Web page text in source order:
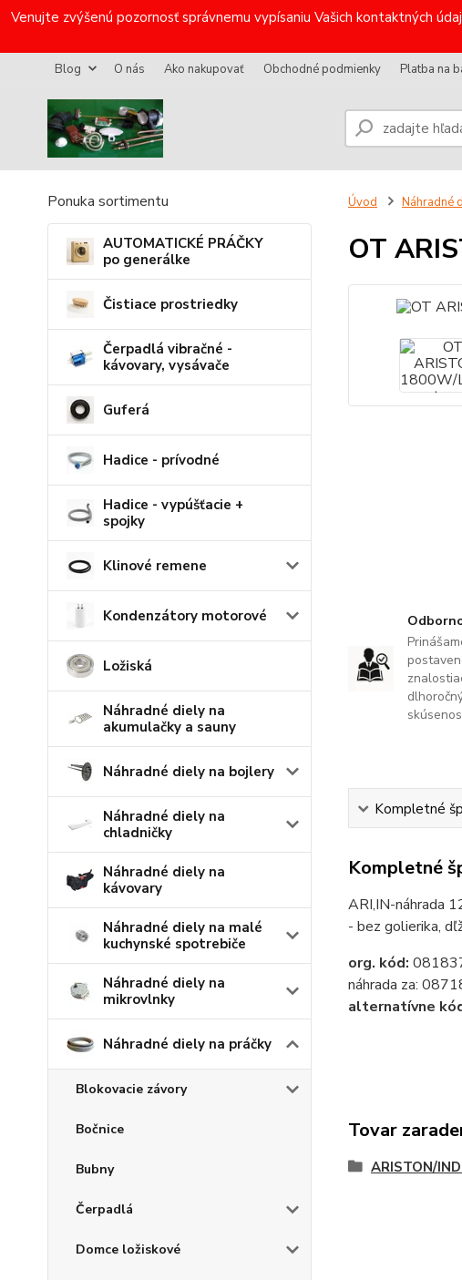
Venujte zvýšenú pozornosť správnemu vypísaniu Vašich kontaktných
Blog O nás Ako nakupovať Obchodné podmienky Platba na
Ponuka sortimentu
AUTOMATICKÉ PRÁČKY
po generálke
Čistiace prostriedky
Čerpadlá vibračné -
kávovary, vysávače
Guferá
Hadice - prívodné
Hadice - vypúšťacie +
spojky
Klinové remene
Kondenzátory motorové
Ložiská
Náhradné diely na
akumulačky a sauny
Náhradné diely na bojlery
Náhradné diely na
chladničky
Náhradné diely na
kávovary
Náhradné diely na malé
kuchynské spotrebiče
Náhradné diely na
mikrovlnky
Náhradné diely na práčky
Blokovacie závory
Bočnice
Bubny
Čerpadlá
Domce ložiskové
Úvod Náhradné
OT
Kompletné
Kompletné
ARI,IN-náhrada
- bez golierika,
org. kód:
náhrada za:
alternatívne
Tovar
ARISTON/